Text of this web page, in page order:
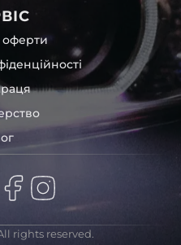
оферти
rights reserved.